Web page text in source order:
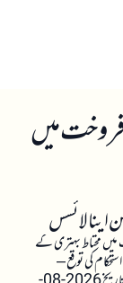
فروخت میں
اینالائسس
محتاط بہتری کے
کی توقع –